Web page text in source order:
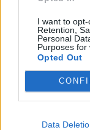
I want to opt-
Retention,
Personal
Purposes for
Opted Out
Data
di VareseNews.it, che
possono essere
che includano uno o